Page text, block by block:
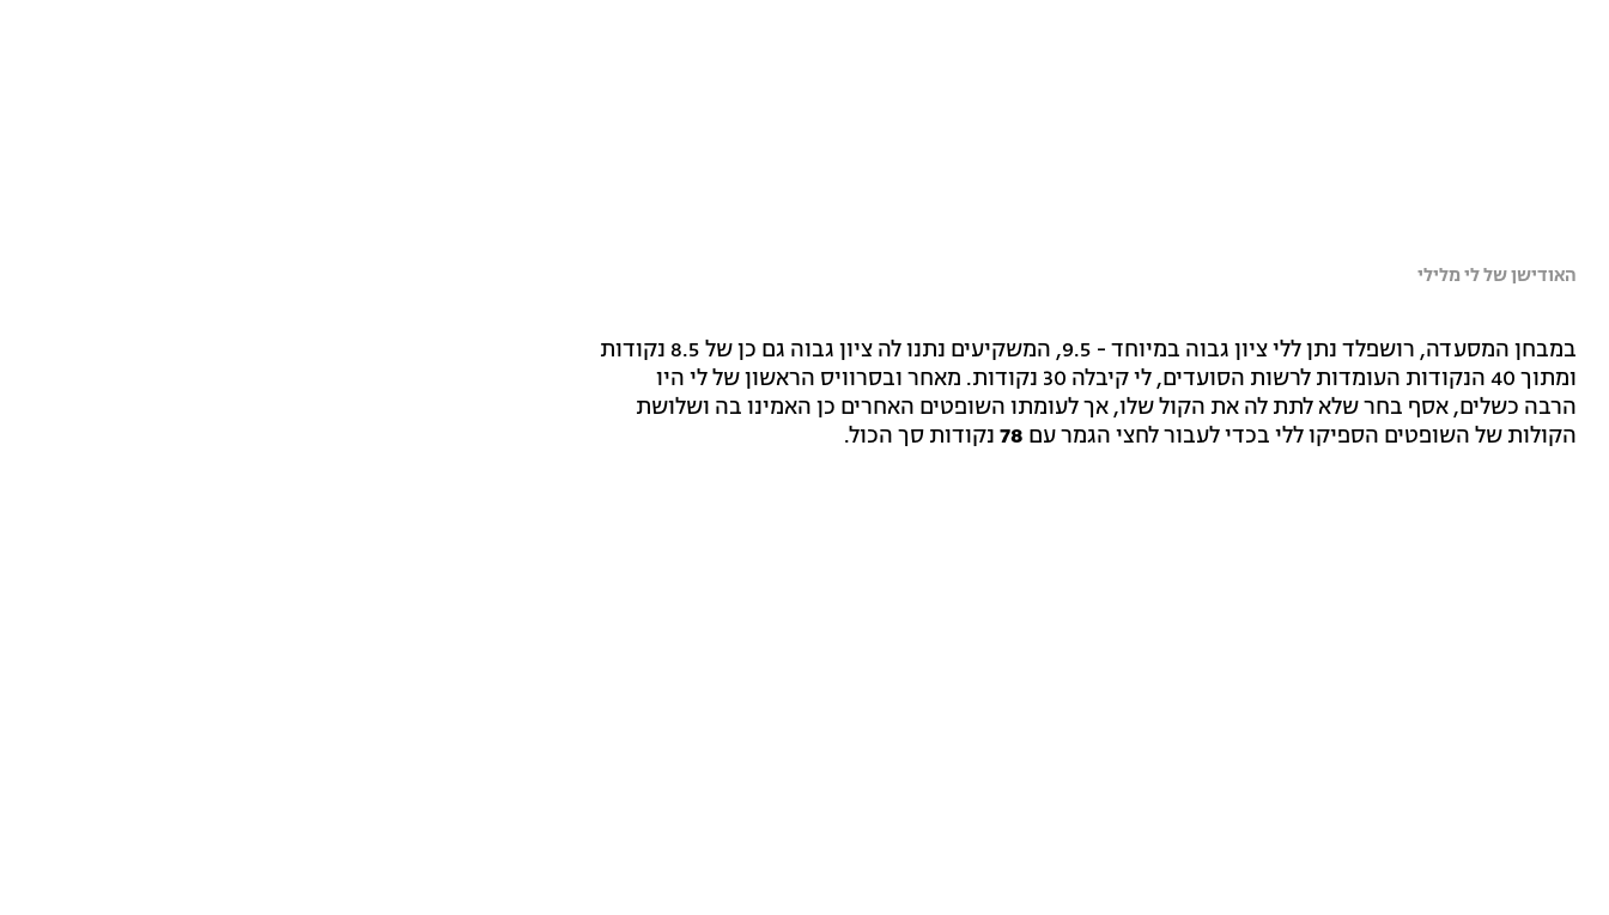
האודישן של לי מלילי
במבחן המסעדה, רושפלד נתן ללי ציון גבוה במיוחד - 9.5, המשקיעים נתנו לה ציון גבוה גם כן של 8.5 נקודות
ומתוך 40 הנקודות העומדות לרשות הסועדים, לי קיבלה 30 נקודות. מאחר ובסרוויס הראשון של לי היו
הרבה כשלים, אסף בחר שלא לתת לה את הקול שלו, אך לעומתו השופטים האחרים כן האמינו בה ושלושת
הקולות של השופטים הספיקו ללי בכדי לעבור לחצי הגמר עם 78 נקודות סך הכול.